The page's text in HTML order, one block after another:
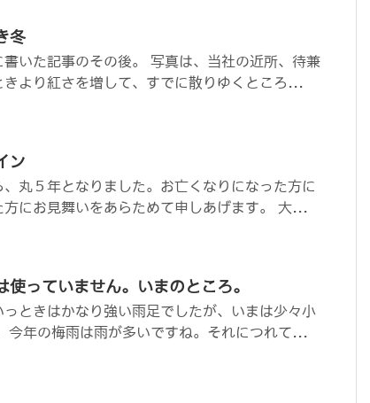
冬
書いた記事のその後。 写真は、当社の近所、待兼
より紅さを増して、すでに散りゆくところ...
ン
丸５年となりました。お亡くなりになった方に
にお見舞いをあらためて申しあげます。 大...
使っていません。いまのところ。
ときはかなり強い雨足でしたが、いまは少々小
今年の梅雨は雨が多いですね。それにつれて...